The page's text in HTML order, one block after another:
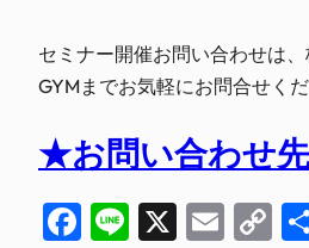
セミナー開催お問い合わせは
GYMまでお気軽にお問合せくだ
★お問い合わせ
Facebook
Line
X Email